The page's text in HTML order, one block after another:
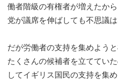
働者階級の有権者が増えたか
党が議席を伸ばしても不思議は
だが労働者の支持を集めよう
たくさんの候補者を立ててい
してイギリス国民の支持を集